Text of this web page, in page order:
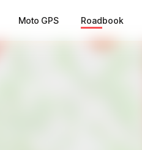
Moto GPS Roadbook